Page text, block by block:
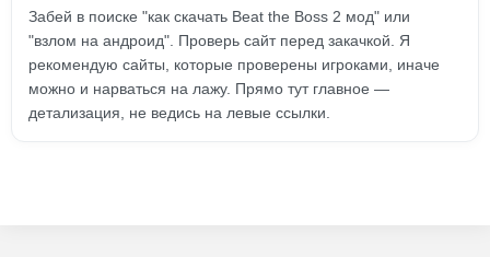
Забей в поиске "как скачать Beat the Boss 2 мод" или
"взлом на андроид". Проверь сайт перед закачкой. Я
рекомендую сайты, которые проверены игроками, иначе
можно и нарваться на лажу. Прямо тут главное —
детализация, не ведись на левые ссылки.